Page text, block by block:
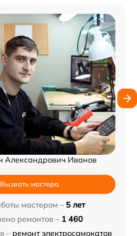
Александрович Иванов
Вызвать мастера
мастером – 5 лет
ремонтов – 1 460
– ремонт электросамокатов